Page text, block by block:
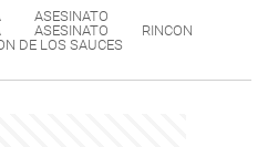
ASESINATO
ASESINATO
RINCON
DE LOS SAUCES